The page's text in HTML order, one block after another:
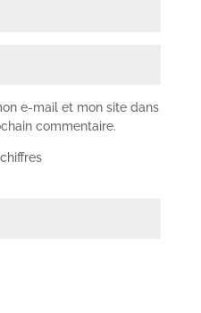
e-mail et mon site dans
commentaire.